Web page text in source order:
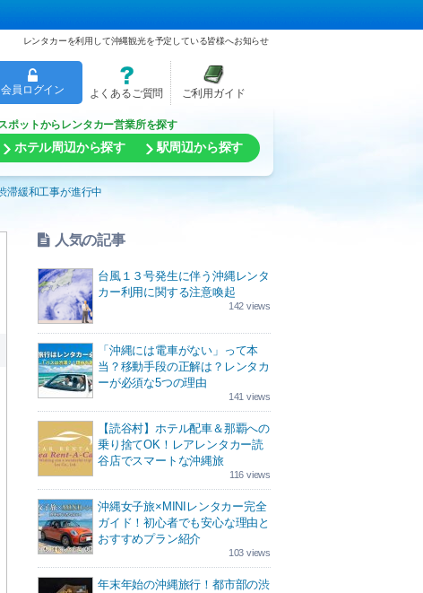
レンタカーを利用して沖縄観光を予定している皆様へお知らせ
よくあるご質問 ご利用ガイド
会員ログイン
ポットからレンタカー営業所を探す
ホテル周辺から探す 駅周辺から探す
滞緩和工事が進行中
人気の記事
台風１３号発生に伴う沖縄レンタ
カー利用に関する注意喚起
142 views
「沖縄には電車がない」って本
当？移動手段の正解は？レンタカ
ーが必須な5つの理由
141 views
【読谷村】ホテル配車＆那覇への
乗り捨てOK！レアレンタカー読
谷店でスマートな沖縄旅
116 views
沖縄女子旅×MINIレンタカー完全
ガイド！初心者でも安心な理由と
おすすめプラン紹介
103 views
年末年始の沖縄旅行！都市部の渋